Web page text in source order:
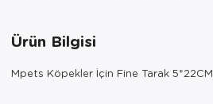
Ürün Bilgisi
Mpets Köpekler İçin Fine Tarak 5*22CM